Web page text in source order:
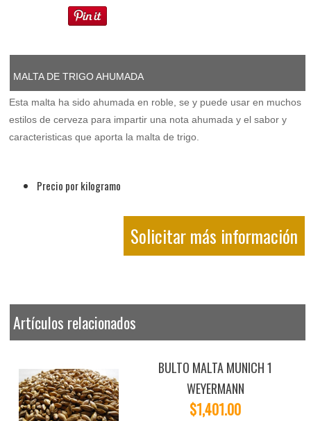
MALTA DE TRIGO AHUMADA
Esta malta ha sido ahumada en roble, se y puede usar en muchos
estilos de cerveza para impartir una nota ahumada y el sabor y
caracteristicas que aporta la malta de trigo.
Precio por kilogramo
Solicitar más información
Artículos relacionados
BULTO MALTA MUNICH 1
WEYERMANN
$1,401.00